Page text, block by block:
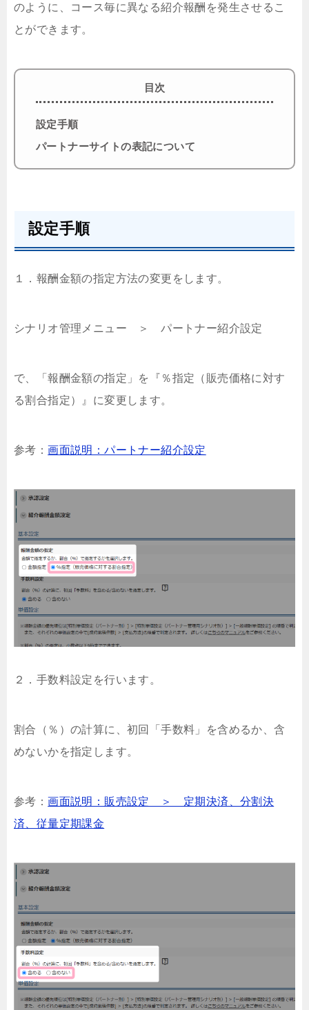
のように、コース毎に異なる紹介報酬を発生させるこ
とができます。
目次
設定手順
パートナーサイトの表記について
設定手順
１．報酬金額の指定方法の変更をします。
シナリオ管理メニュー ＞ パートナー紹介設定
で、「報酬金額の指定」を『％指定（販売価格に対す
る割合指定）』に変更します。
参考：画面説明：パートナー紹介設定
２．手数料設定を行います。
割合（％）の計算に、初回「手数料」を含めるか、含
めないかを指定します。
参考：画面説明：販売設定 ＞ 定期決済、分割決
済、従量定期課金